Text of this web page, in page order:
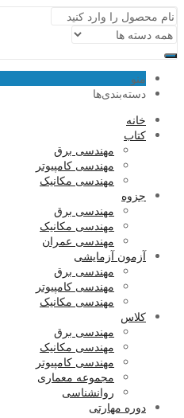
منو
دسته‌بندی‌ها
خانه
کتاب
مهندسی برق
مهندسی کامپیوتر
مهندسی مکانیک
جزوه
مهندسی برق
مهندسی مکانیک
مهندسی عمران
آزمون آزمایشی
مهندسی برق
مهندسی کامپیوتر
مهندسی مکانیک
کلاس
مهندسی برق
مهندسی مکانیک
مهندسی کامپیوتر
مجموعه معماری
روانشناسی
دوره مهارتی